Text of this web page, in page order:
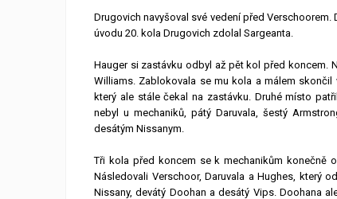
Drugovich navyšoval své vedení před
úvodu 20. kola Drugovich zdolal Sargeanta.
Hauger si zastávku odbyl až pět kol před koncem.
Williams. Zablokovala se mu kola a málem
který ale stále čekal na zastávku. Druhé místo
nebyl u mechaniků, pátý Daruvala, šestý
desátým Nissanym.
Tři kola před koncem se k mechanikům konečně
Následovali Verschoor, Daruvala a Hughes, který
Nissany, devátý Doohan a desátý Vips. Doohana